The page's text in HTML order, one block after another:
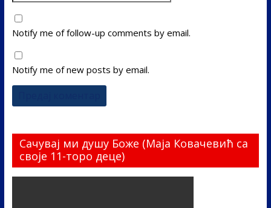
Notify me of follow-up comments by email.
Notify me of new posts by email.
Сачувај ми душу Боже (Маја Ковачевић са
своје 11-торо деце)